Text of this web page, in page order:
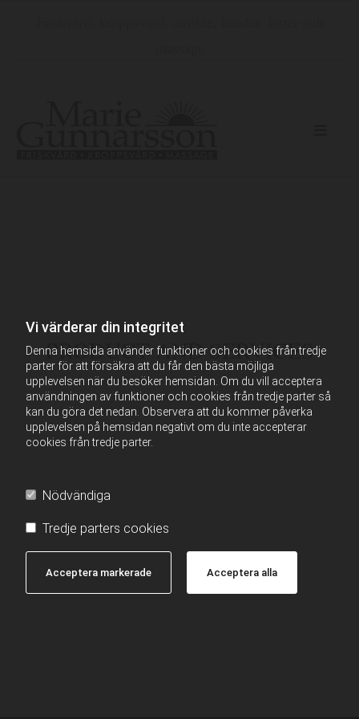
Vi värderar din integritet
Denna hemsida använder funktioner och cookies från tredje
parter för att försäkra att du får den bästa möjliga
upplevelsen när du besöker hemsidan. Om du vill acceptera
användningen av funktioner och cookies från tredje parter så
kan du göra det nedan. Observera att du kommer påverka
upplevelsen på hemsidan negativt om du inte accepterar
cookies från tredje parter.
Nödvändiga
Tredje parters cookies
Acceptera markerade Acceptera alla
PRODUCT AND SERVICES